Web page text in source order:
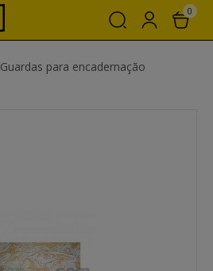
0
Guardas para encadernação